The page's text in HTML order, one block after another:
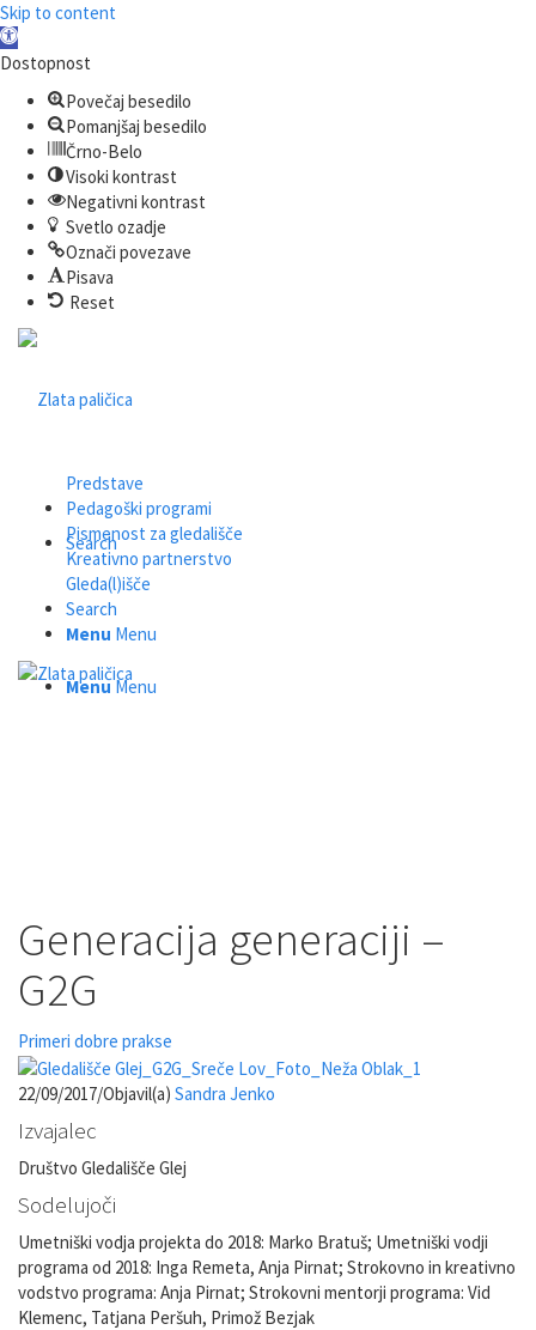
Skip to content
Open
toolbar
Dostopnost
Povečaj besedilo
Pomanjšaj besedilo
Črno-Belo
Visoki kontrast
Negativni kontrast
Svetlo ozadje
Označi povezave
Pisava
Reset
Search
Menu Menu
Predstave
Pedagoški programi
Pismenost za gledališče
Kreativno partnerstvo
Gleda(l)išče
Search
Menu Menu
Generacija generaciji –
G2G
Primeri dobre prakse
22/09/2017/Objavil(a) Sandra Jenko
Izvajalec
Društvo Gledališče Glej
Sodelujoči
Umetniški vodja projekta do 2018: Marko Bratuš; Umetniški vodji
programa od 2018: Inga Remeta, Anja Pirnat; Strokovno in kreativno
vodstvo programa: Anja Pirnat; Strokovni mentorji programa: Vid
Klemenc, Tatjana Peršuh, Primož Bezjak